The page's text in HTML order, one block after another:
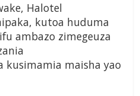
Halotel
kutoa huduma
ambazo zimegeuza
kusimamia maisha yao